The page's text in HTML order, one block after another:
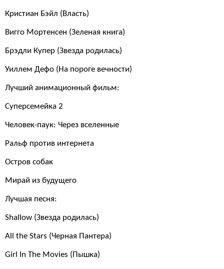
Кристиан Бэйл (Власть)
Вигго Мортенсен (Зеленая книга)
Брэдли Купер (Звезда родилась)
Уиллем Дефо (На пороге вечности)
Лучший анимационный фильм:
Суперсемейка 2
Человек-паук: Через вселенные
Ральф против интернета
Остров собак
Мирай из будущего
Лучшая песня:
Shallow (Звезда родилась)
All the Stars (Черная Пантера)
Girl In The Movies (Пышка)